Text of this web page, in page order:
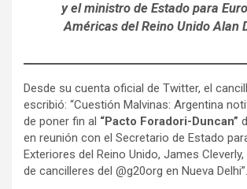
y el ministro de Estado para
Américas del Reino Unido Alan
Desde su cuenta oficial de Twitter, el
escribió: “Cuestión Malvinas: Argentina
de poner fin al “Pacto Foradori-Duncan”
en reunión con el Secretario de Estado
Exteriores del Reino Unido, James
de cancilleres del @g20org en Nueva Delhi”.